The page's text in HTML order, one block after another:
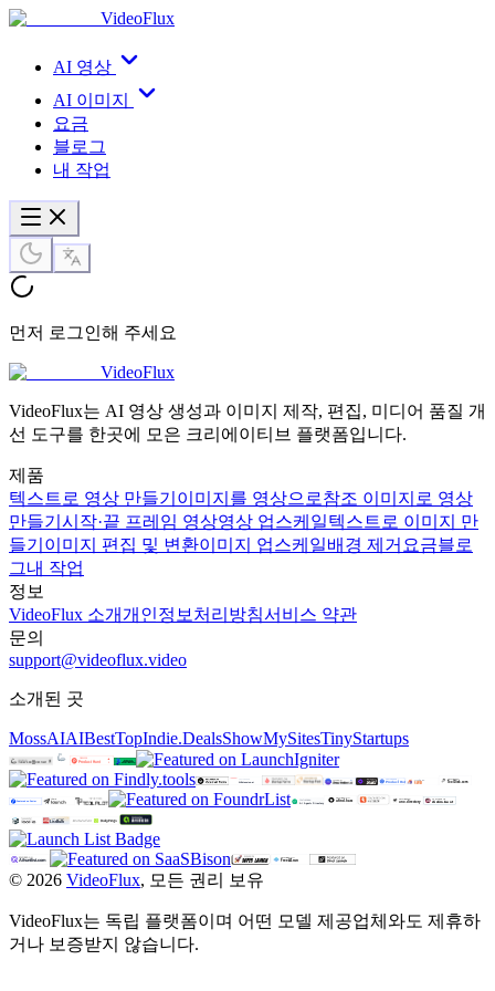
VideoFlux
AI 영상
AI 이미지
요금
블로그
내 작업
먼저 로그인해 주세요
VideoFlux
VideoFlux는 AI 영상 생성과 이미지 제작, 편집, 미디어 품질 개
선 도구를 한곳에 모은 크리에이티브 플랫폼입니다.
제품
텍스트로 영상 만들기 이미지를 영상으로참조 이미지로 영상
만들기 시작·끝 프레임 영상영상 업스케일텍스트로 이미지 만
들기 이미지 편집 및 변환이미지 업스케일배경 제거 요금블로
그내 작업
정보
VideoFlux 소개개인정보처리방침서비스 약관
문의
support@videoflux.video
소개된 곳
MossAIAIBestTopIndie.DealsShowMySitesTinyStartups
© 2026 VideoFlux, 모든 권리 보유
VideoFlux는 독립 플랫폼이며 어떤 모델 제공업체와도 제휴하
거나 보증받지 않습니다.